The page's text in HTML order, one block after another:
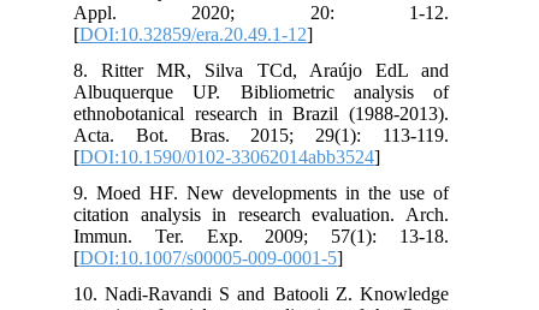
Appl. 2020; 20: 1-12.
[DOI:10.32859/era.20.49.1-12
8. Ritter MR, Silva TCd, Araújo EdL and
Albuquerque UP. Bibliometric analysis of
ethnobotanical research in Brazil (1988-2013).
Acta. Bot. Bras. 2015; 29(1): 113-119.
[DOI:10.1590/0102-33062014abb3524
9. Moed HF. New developments in the use of
citation analysis in research evaluation. Arch.
Immun. Ter. Exp. 2009; 57(1): 13-18.
[DOI:10.1007/s00005-009-0001-5
10. Nadi-Ravandi S and Batooli Z. Knowledge